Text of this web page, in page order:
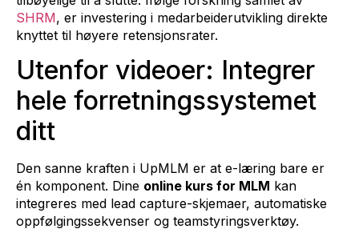
SHRM, er investering i medarbeiderutvikling direkte
knyttet til høyere retensjonsrater.
Utenfor videoer: Integrer
hele forretningssystemet
ditt
Den sanne kraften i UpMLM er at e-læring bare er
én komponent. Dine online kurs for MLM kan
integreres med lead capture-skjemaer, automatiske
oppfølgingssekvenser og teamstyringsverktøy.